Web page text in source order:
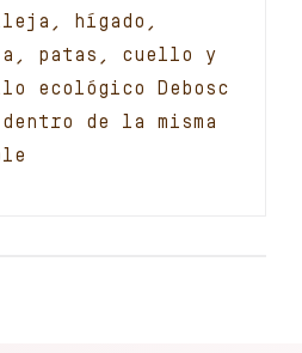
hígado,
patas, cuello y
ecológico Debosc
de la misma